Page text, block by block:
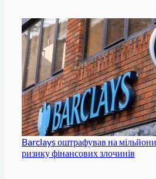
Barclays оштрафував на
ризику фінансових злочинів